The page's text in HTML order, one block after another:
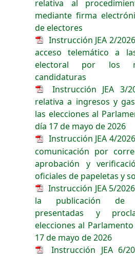
relativa al
mediante firma
de electores
Instrucción JEA 2/
acceso telemático a
electoral por los
candidaturas
Instrucción JEA 3/
relativa a ingresos y
las elecciones al
día 17 de mayo de 2026
Instrucción JEA 4/
comunicación por
aprobación y
oficiales de papeletas y
Instrucción JEA 5/
la publicación de
presentadas y
elecciones al
17 de mayo de 2026
Instrucción JEA 6/